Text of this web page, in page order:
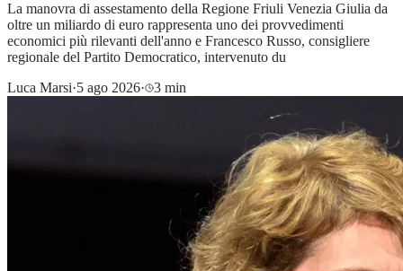
La manovra di assestamento della Regione Friuli Venezia Giulia da
oltre un miliardo di euro rappresenta uno dei provvedimenti
economici più rilevanti dell'anno e Francesco Russo, consigliere
regionale del Partito Democratico, intervenuto du
Luca Marsi·5 ago 2026· 3 min